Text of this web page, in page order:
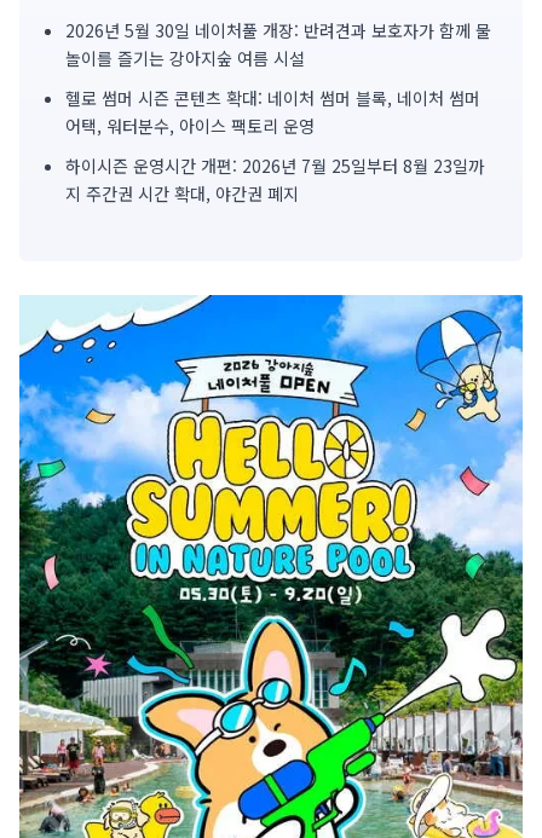
핵
약
2026년 5월 30일 네이처풀 개장: 반려견과 보호자가 함께 물
놀이를 즐기는 강아지숲 여름 시설
헬로 썸머 시즌 콘텐츠 확대: 네이처 썸머 블록, 네이처 썸머
어택, 워터분수, 아이스 팩토리 운영
하이시즌 운영시간 개편: 2026년 7월 25일부터 8월 23일까
지 주간권 시간 확대, 야간권 폐지